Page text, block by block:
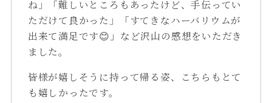
ね」「難しいところもあったけど、手伝ってい
ただけて良かった」「すてきなハーバリウムが
出来て満足です😊」など沢山の感想をいただき
ました。
皆様が嬉しそうに持って帰る姿、こちらもとて
も嬉しかったです。